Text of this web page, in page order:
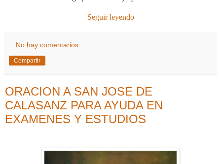
Seguir leyendo
No hay comentarios:
Compartir
ORACION A SAN JOSE DE
CALASANZ PARA AYUDA EN
EXAMENES Y ESTUDIOS